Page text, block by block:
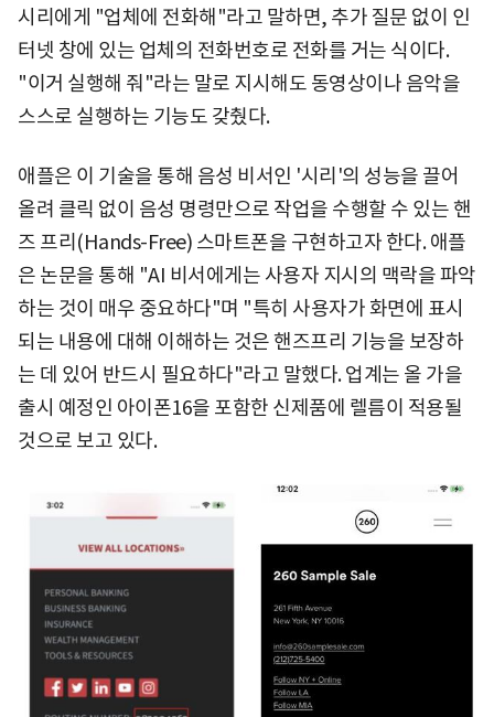
시리에게 "업체에 전화해"라고 말하면, 추가 질문 없이 인
터넷 창에 있는 업체의 전화번호로 전화를 거는 식이다.
"이거 실행해 줘"라는 말로 지시해도 동영상이나 음악을
스스로 실행하는 기능도 갖췄다.
애플은 이 기술을 통해 음성 비서인 '시리'의 성능을 끌어
올려 클릭 없이 음성 명령만으로 작업을 수행할 수 있는 핸
즈 프리(Hands-Free) 스마트폰을 구현하고자 한다. 애플
은 논문을 통해 "AI 비서에게는 사용자 지시의 맥락을 파악
하는 것이 매우 중요하다"며 "특히 사용자가 화면에 표시
되는 내용에 대해 이해하는 것은 핸즈프리 기능을 보장하
는 데 있어 반드시 필요하다"라고 말했다. 업계는 올 가을
출시 예정인 아이폰16을 포함한 신제품에 렐름이 적용될
것으로 보고 있다.